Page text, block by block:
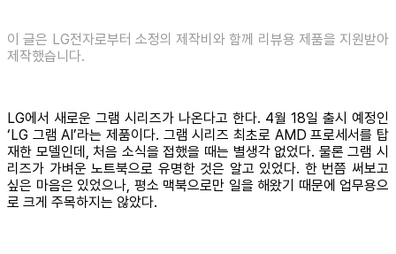
이 글은 LG전자로부터 소정의 제작비와 함께 리뷰용 제품을 지원받아
제작했습니다.
LG에서 새로운 그램 시리즈가 나온다고 한다. 4월 18일 출시 예정인
‘LG 그램 AI’라는 제품이다. 그램 시리즈 최초로 AMD 프로세서를 탑
재한 모델인데, 처음 소식을 접했을 때는 별생각 없었다. 물론 그램 시
리즈가 가벼운 노트북으로 유명한 것은 알고 있었다. 한 번쯤 써보고
싶은 마음은 있었으나, 평소 맥북으로만 일을 해왔기 때문에 업무용으
로 크게 주목하지는 않았다.